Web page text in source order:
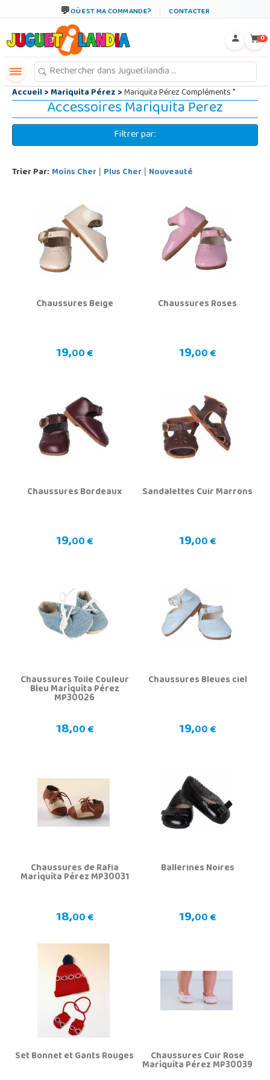
OÙ EST MA COMMANDE? CONTACTER
0
Accueil>Mariquita Pérez>Mariquita Pérez Compléments *
Accessoires Mariquita Perez
Filtrer par:
Trier Par: Moins Cher | Plus Cher | Nouveauté
Chaussures Beige
19,00 €
Chaussures Roses
19,00 €
Chaussures Bordeaux
19,00 €
Sandalettes Cuir Marrons
19,00 €
Chaussures Toile Couleur
Bleu Mariquita Pérez
MP30026
18,00 €
Chaussures Bleues ciel
19,00 €
Chaussures de Rafia
Mariquita Pérez MP30031
18,00 €
Ballerines Noires
19,00 €
Set Bonnet et Gants Rouges Chaussures Cuir Rose
Mariquita Pérez MP30039